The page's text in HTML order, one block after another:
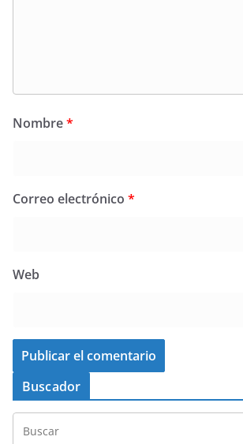
Nombre*
Correo electrónico *
Web
Buscador